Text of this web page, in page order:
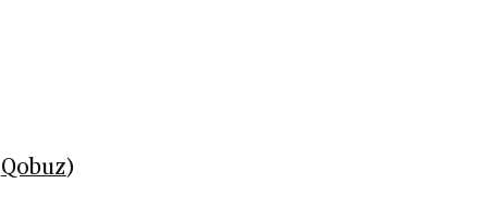
Qobuz)